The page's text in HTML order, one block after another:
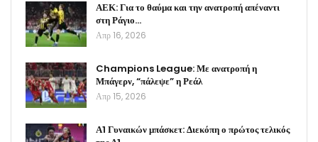
ΑΕΚ: Για το θαύμα και την ανατροπή απέναντι
στη Ράγιο…
Απρ 16, 2026
Champions League: Με ανατροπή η
Μπάγερν, “πάλεψε” η Ρεάλ
Απρ 15, 2026
Α1 Γυναικών μπάσκετ: Διεκόπη ο πρώτος τελικός